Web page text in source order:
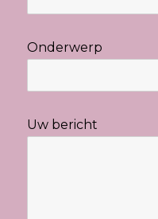
Onderwerp
Uw bericht